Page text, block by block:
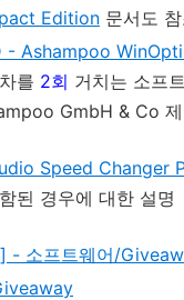
Edition 문서도
- Ashampoo
를 2회 거치는 소프
GmbH & Co
Speed Changer
된 경우에 대한 설명
- 소프트웨어/